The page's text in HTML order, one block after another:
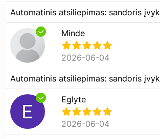
Automatinis atsiliepimas: sandoris
Minde
2026-06-04
Automatinis atsiliepimas: sandoris
Eglyte
2026-06-04